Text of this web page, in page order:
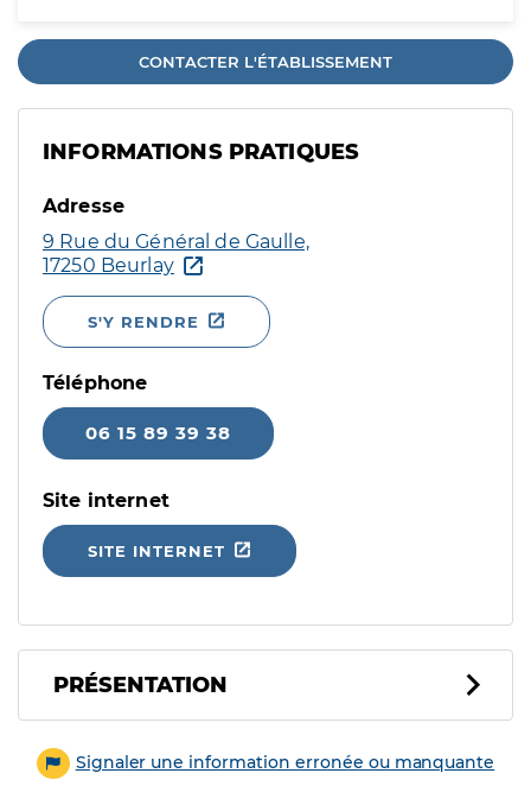
CONTACTER L'ÉTABLISSEMENT
INFORMATIONS PRATIQUES
Adresse
9 Rue du Général de Gaulle,
17250 Beurlay
S'Y RENDRE
Téléphone
06 15 89 39 38
Site internet
SITE INTERNET
PRÉSENTATION
Signaler une information erronée ou manquante